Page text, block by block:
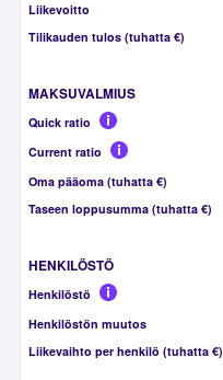
Liikevoitto
Tilikauden tulos (tuhatta €)
MAKSUVALMIUS
Quick ratio
Current ratio
Oma pääoma (tuhatta €)
Taseen loppusumma (tuhatta €)
HENKILÖSTÖ
Henkilöstö
Henkilöstön muutos
Liikevaihto per henkilö (tuhatta €)